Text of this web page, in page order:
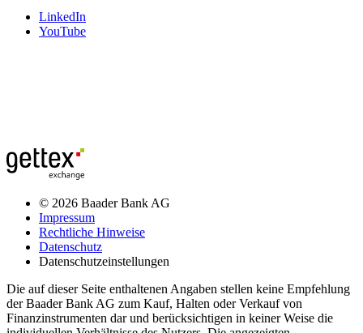
LinkedIn
YouTube
© 2026 Baader Bank AG
Impressum
Rechtliche Hinweise
Datenschutz
Datenschutzeinstellungen
Die auf dieser Seite enthaltenen Angaben stellen keine Empfehlung
der Baader Bank AG zum Kauf, Halten oder Verkauf von
Finanzinstrumenten dar und berücksichtigen in keiner Weise die